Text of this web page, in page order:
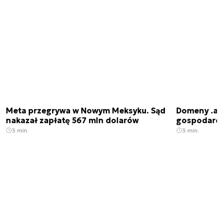
Meta przegrywa w Nowym Meksyku. Sąd
nakazał zapłatę 567 mln dolarów
3 min.
Domeny
3 min.